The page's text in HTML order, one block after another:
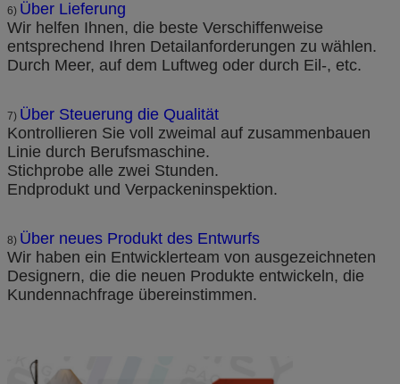
6) Über Lieferung
Wir helfen Ihnen, die beste Verschiffenweise
entsprechend Ihren Detailanforderungen zu wählen.
Durch Meer, auf dem Luftweg oder durch Eil-, etc.
7) Über Steuerung die Qualität
Kontrollieren Sie voll zweimal auf zusammenbauen
Linie durch Berufsmaschine.
Stichprobe alle zwei Stunden.
Endprodukt und Verpackeninspektion.
8) Über neues Produkt des Entwurfs
Wir haben ein Entwicklerteam von ausgezeichneten
Designern, die die neuen Produkte entwickeln, die
Kundennachfrage übereinstimmen.